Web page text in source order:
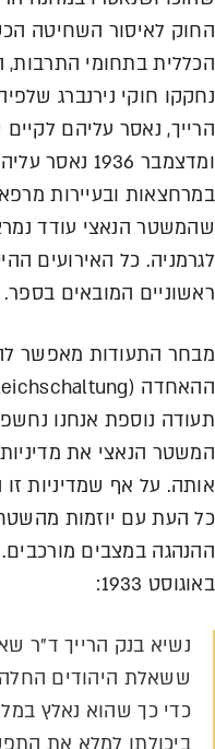
החוק לאיסור השחיטה
נחקקו חוקי נירנברג
הרייך, נאסר עליהם
ומדצמבר
במרחצאות ובעיירות
שהמשטר הנאצי עודד
לגרמניה. כל האירועים
ראשוניים המובאים בספר.
מבחר התעודות מאפשר
תעודה נוספת אנחנו
המשטר הנאצי את
אותה. על אף שמדיניות
כל העת עם יוזמות
ההנהגה במצבים
באוגוסט 1933:
נשיא בנק הרייך ד"ר
ששאלת היהודים
כדי כך שהוא נאלץ
ביכולתו למלא את